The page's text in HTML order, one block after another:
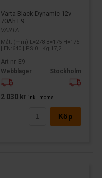
Varta Black Dynamic 12v
70Ah E9
VARTA
Mått (mm) L=278 B=175 H=175
| EN:640 | PS:0 | Kg:17,2
Art nr. E9
Webblager
Stockholm
2 030 kr inkl. moms
Köp